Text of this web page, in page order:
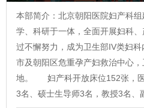
本部简介：北京朝阳医院妇产科
学、科研于一体，全面开展妇科
过不懈努力，成为卫生部IV类妇
市及朝阳区危重孕产妇救治中心
地。 妇产科开放床位152张，
3名、硕士生导师3名，教授3名、